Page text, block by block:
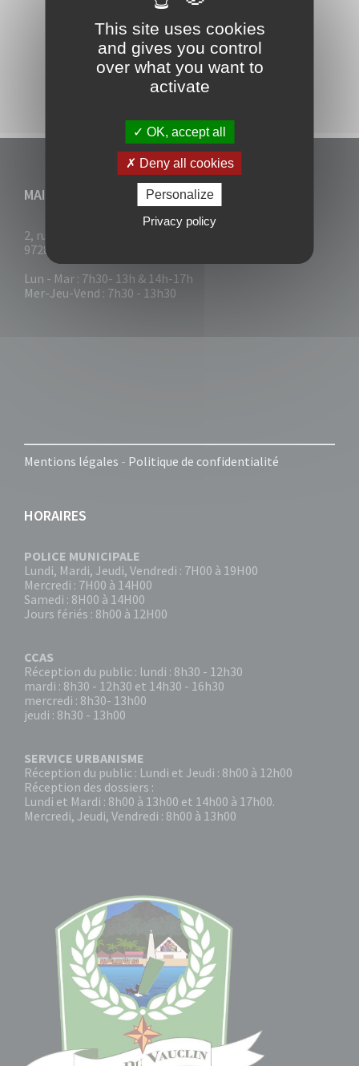
Georges CLEON
LE MAIRE
MAIRIE DU VAUCLIN
2, rue Collignon
97280 Le Vauclin
Lun - Mar : 7h30- 13h & 14h-17h
Mer-Jeu-Vend : 7h30 - 13h30
Mentions légales - Politique de confidentialité
HORAIRES
POLICE MUNICIPALE
Lundi, Mardi, Jeudi, Vendredi : 7H00 à 19H00
Mercredi : 7H00 à 14H00
Samedi : 8H00 à 14H00
Jours fériés : 8h00 à 12H00
CCAS
Réception du public : lundi : 8h30 - 12h30
mardi : 8h30 - 12h30 et 14h30 - 16h30
mercredi : 8h30- 13h00
jeudi : 8h30 - 13h00
SERVICE URBANISME
Réception du public : Lundi et Jeudi : 8h00 à 12h00
Réception des dossiers :
Lundi et Mardi : 8h00 à 13h00 et 14h00 à 17h00.
Mercredi, Jeudi, Vendredi : 8h00 à 13h00
This site uses cookies
and gives you control
over what you want to
activate
OK, accept all
Deny all cookies
Personalize
Privacy policy